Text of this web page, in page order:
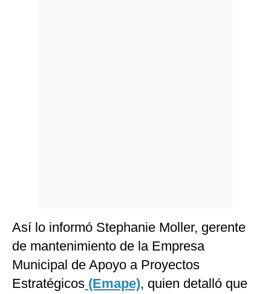
Así lo informó Stephanie Moller, gerente
de mantenimiento de la Empresa
Municipal de Apoyo a Proyectos
Estratégicos (Emape), quien detalló que